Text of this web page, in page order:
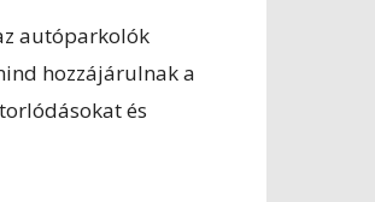
autóparkolók
hozzájárulnak a
és